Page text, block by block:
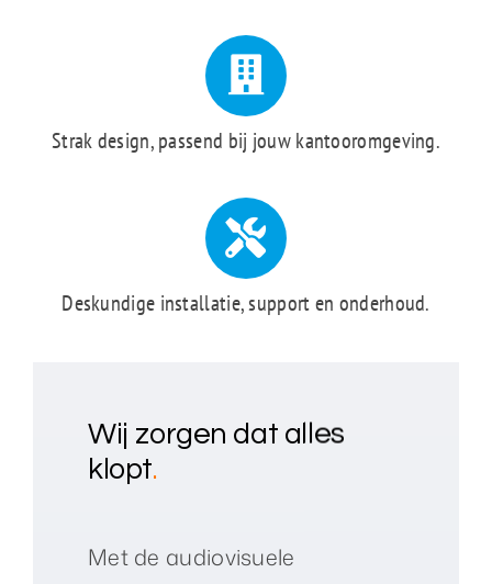
Strak design, passend bij jouw kantooromgeving.
Deskundige installatie, support en onderhoud.
Wij zorgen dat alles
klopt.
Met de audiovisuele